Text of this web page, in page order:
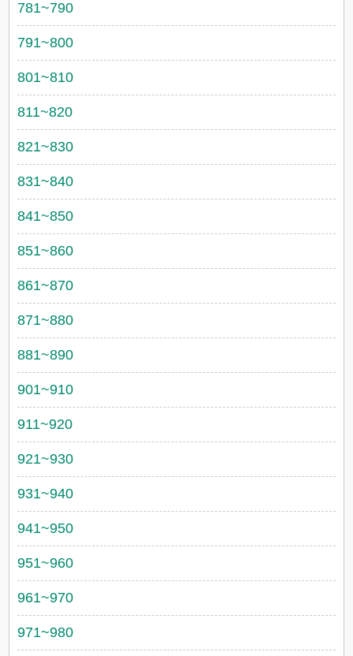
781~790
791~800
801~810
811~820
821~830
831~840
841~850
851~860
861~870
871~880
881~890
901~910
911~920
921~930
931~940
941~950
951~960
961~970
971~980